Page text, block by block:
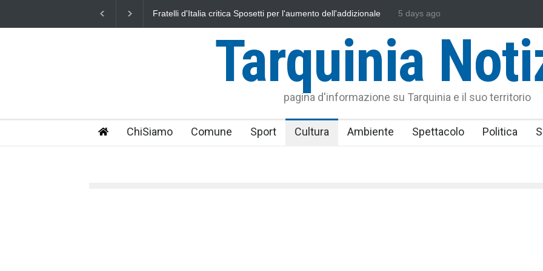
L'Università della Tuscia e l'Assonautica Provinciale di Viterbo
Vincenzo Ferri, un Eroe tarquiniese
5 days ago
Tarquinia
pagina d'informazione su Tarquinia e il suo territorio
ChiSiamo Comune Sport Cultura Ambiente Spettacolo Politica